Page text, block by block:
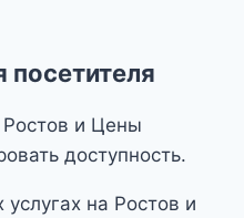
Ростов и Цены
доступность.
на Ростов и